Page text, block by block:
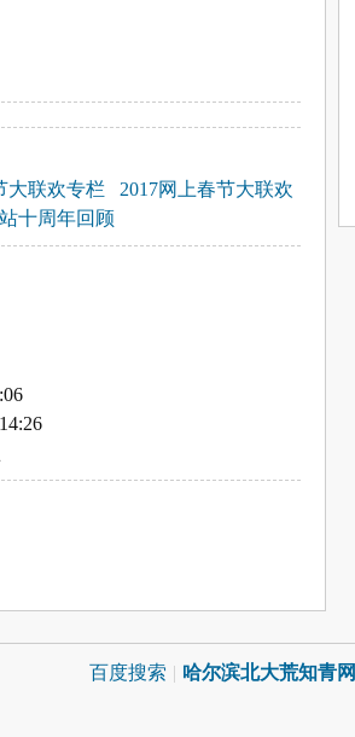
大联欢专栏
2017网上春节大联欢
十周年回顾
百度搜索 | 哈尔滨北大荒知青网